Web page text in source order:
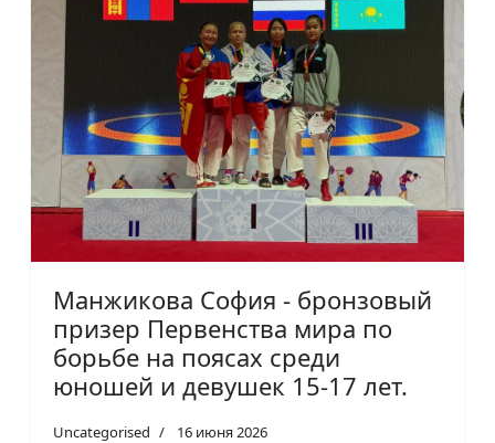
Манжикова София - бронзовый
призер Первенства мира по
борьбе на поясах среди
юношей и девушек 15-17 лет.
Uncategorised 16 июня 2026